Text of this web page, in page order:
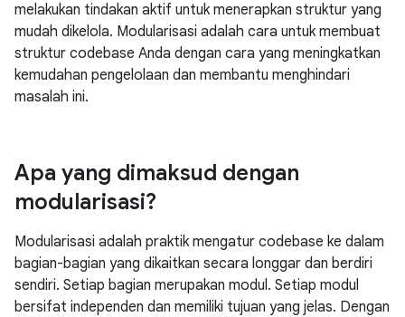
melakukan tindakan aktif untuk menerapkan struktur yang
mudah dikelola. Modularisasi adalah cara untuk membuat
struktur codebase Anda dengan cara yang meningkatkan
kemudahan pengelolaan dan membantu menghindari
masalah ini.
Apa yang dimaksud dengan
modularisasi?
Modularisasi adalah praktik mengatur codebase ke dalam
bagian-bagian yang dikaitkan secara longgar dan berdiri
sendiri. Setiap bagian merupakan modul. Setiap modul
bersifat independen dan memiliki tujuan yang jelas. Dengan